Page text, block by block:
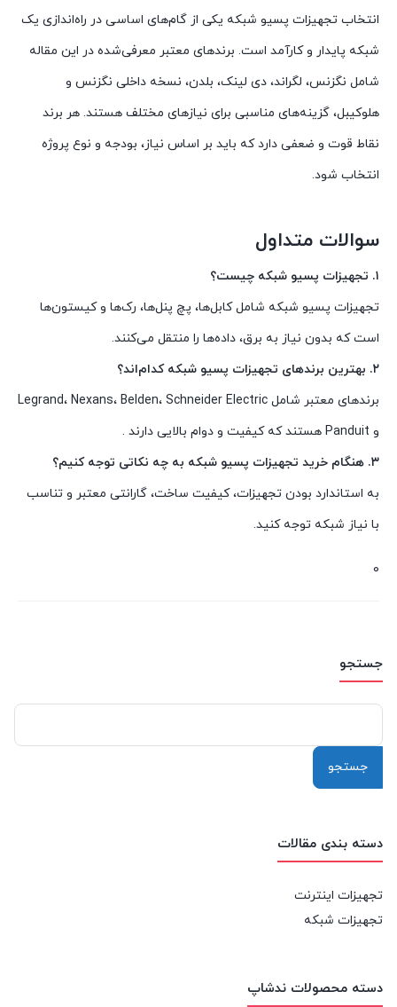
جستجو
برای:
دسته بندی مقالات
تجهیزات اینترنت
تجهیزات شبکه
دسته محصولات ندشاپ
انتخاب تجهیزات پسیو شبکه یکی از گام‌های اساسی در راه‌اندازی یک
شبکه پایدار و کارآمد است. برندهای معتبر معرفی‌شده در این مقاله
شامل نگزنس، لگراند، دی لینک، بلدن، نسخه داخلی نگزنس و
هلوکیبل، گزینه‌های مناسبی برای نیازهای مختلف هستند. هر برند
نقاط قوت و ضعفی دارد که باید بر اساس نیاز، بودجه و نوع پروژه
انتخاب شود.
سوالات متداول
۱. تجهیزات پسیو شبکه چیست؟
تجهیزات پسیو شبکه شامل کابل‌ها، پچ پنل‌ها، رک‌ها و کیستون‌ها
است که بدون نیاز به برق، داده‌ها را منتقل می‌کنند.
۲. بهترین برندهای تجهیزات پسیو شبکه کدام‌اند؟
برندهای معتبر شامل Legrand، Nexans، Belden، Schneider Electric
و Panduit هستند که کیفیت و دوام بالایی دارند .
۳. هنگام خرید تجهیزات پسیو شبکه به چه نکاتی توجه کنیم؟
به استاندارد بودن تجهیزات، کیفیت ساخت، گارانتی معتبر و تناسب
با نیاز شبکه توجه کنید.
0